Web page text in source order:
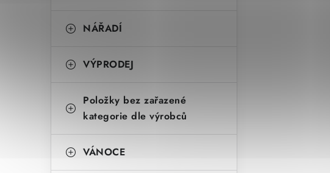
NÁŘADÍ
VÝPRODEJ
Položky bez zařazené
kategorie dle výrobců
VÁNOCE